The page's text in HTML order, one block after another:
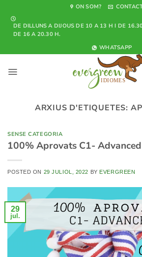
content
ON SOM?
DE DILLUNS A DIJOUS DE 10 A 13 H I DE
DE 16 A 20.30 H.
WHATSAPP
ARXIUS D'ETIQUETES:
SENSE CATEGORIA
100% Aprovats C1- Advanced
POSTED ON 29 JULIOL, 2022 BY EVERGREEN
29
jul.